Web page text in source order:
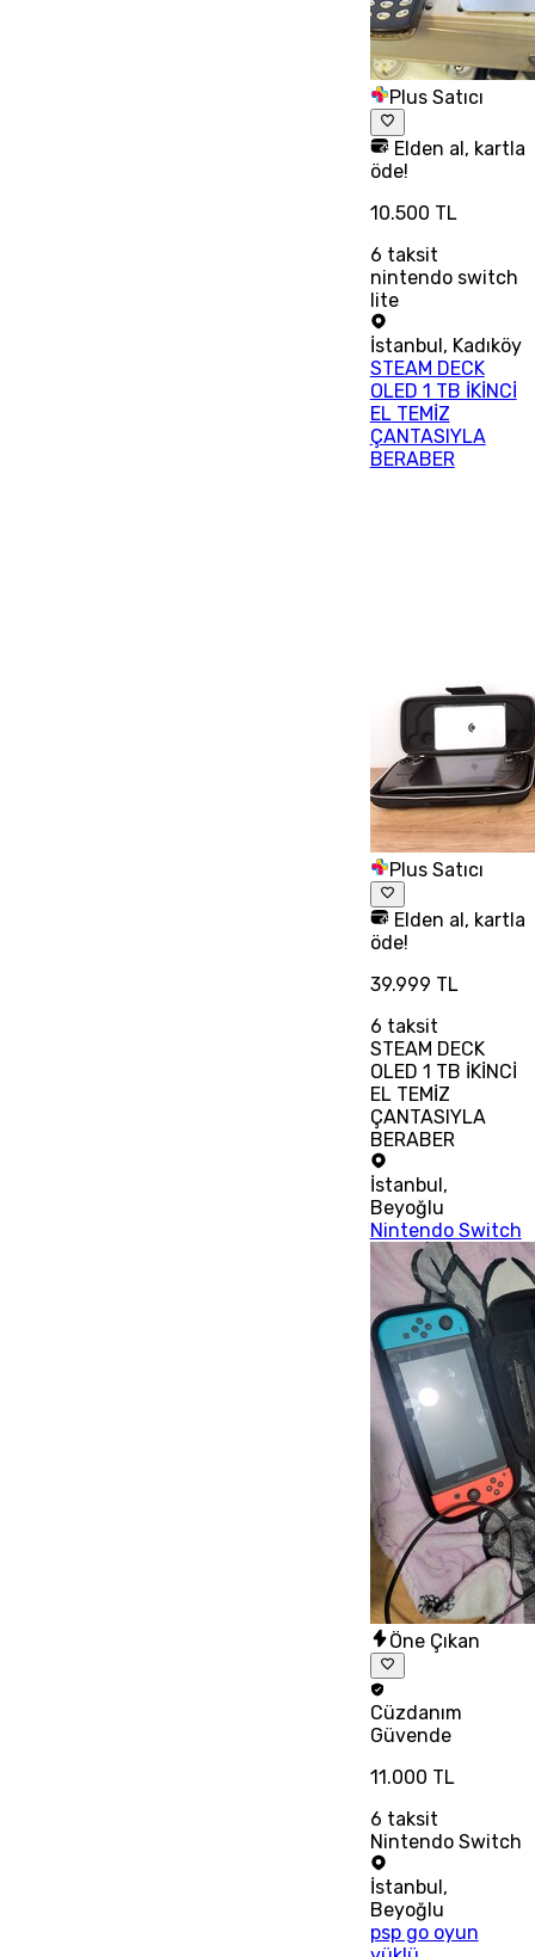
Plus Satıcı
Elden al, kartla
öde!
10.500 TL
6 taksit
nintendo switch
lite
İstanbul, Kadıköy
STEAM DECK
OLED 1 TB İKİNCİ
EL TEMİZ
ÇANTASIYLA
BERABER
Plus Satıcı
Elden al, kartla
öde!
39.999 TL
6 taksit
STEAM DECK
OLED 1 TB İKİNCİ
EL TEMİZ
ÇANTASIYLA
BERABER
İstanbul,
Beyoğlu
Nintendo Switch
Öne Çıkan
Cüzdanım
Güvende
11.000 TL
6 taksit
Nintendo Switch
İstanbul ,
Beyoğlu
psp go oyun